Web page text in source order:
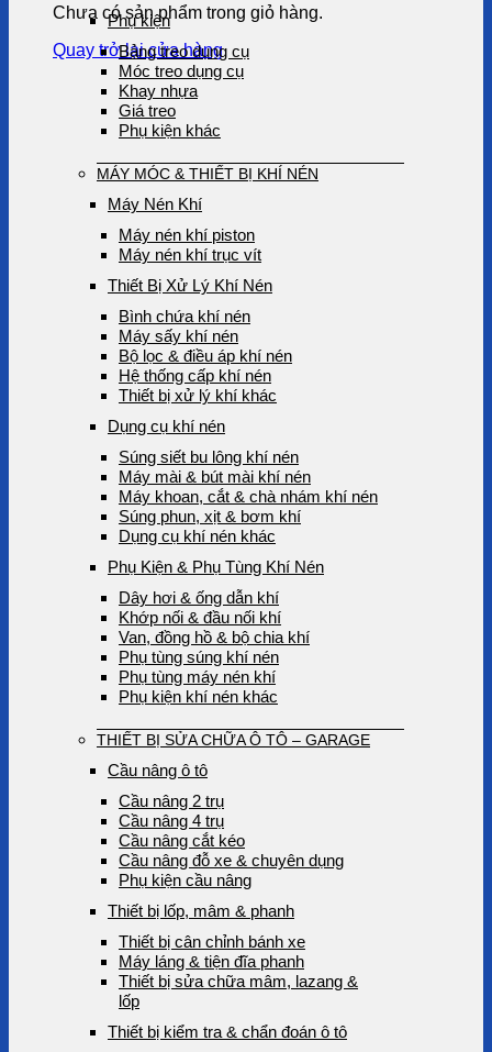
Chưa có sản phẩm trong giỏ hàng.
Quay trở lại cửa hàng
Phụ kiện
Bảng treo dụng cụ
Móc treo dụng cụ
Khay nhựa
Giá treo
Phụ kiện khác
MÁY MÓC & THIẾT BỊ KHÍ NÉN
Máy Nén Khí
Máy nén khí piston
Máy nén khí trục vít
Thiết Bị Xử Lý Khí Nén
Bình chứa khí nén
Máy sấy khí nén
Bộ lọc & điều áp khí nén
Hệ thống cấp khí nén
Thiết bị xử lý khí khác
Dụng cụ khí nén
Súng siết bu lông khí nén
Máy mài & bút mài khí nén
Máy khoan, cắt & chà nhám khí nén
Súng phun, xịt & bơm khí
Dụng cụ khí nén khác
Phụ Kiện & Phụ Tùng Khí Nén
Dây hơi & ống dẫn khí
Khớp nối & đầu nối khí
Van, đồng hồ & bộ chia khí
Phụ tùng súng khí nén
Phụ tùng máy nén khí
Phụ kiện khí nén khác
THIẾT BỊ SỬA CHỮA Ô TÔ – GARAGE
Cầu nâng ô tô
Cầu nâng 2 trụ
Cầu nâng 4 trụ
Cầu nâng cắt kéo
Cầu nâng đỗ xe & chuyên dụng
Phụ kiện cầu nâng
Thiết bị lốp, mâm & phanh
Thiết bị cân chỉnh bánh xe
Máy láng & tiện đĩa phanh
Thiết bị sửa chữa mâm, lazang &
lốp
Thiết bị kiểm tra & chẩn đoán ô tô